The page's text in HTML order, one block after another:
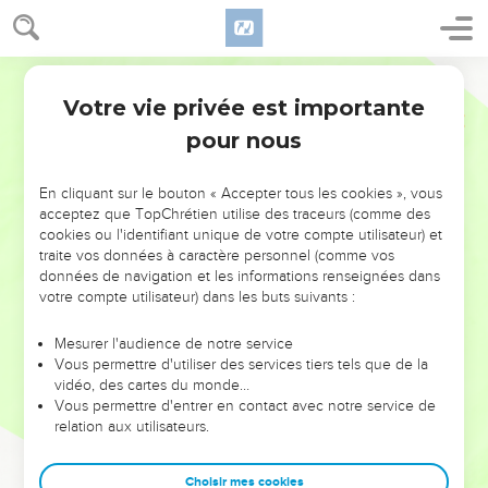
NE MANQUEZ PAS L’ÉVÉNEMENT
DE L’ANNÉE !
ET SI LEURS ERREURS POUVAIENT VOUS ÉVITER LES
VOTRES ?
leur foi ou leur vision. Mais on voit moins les doutes, les erreurs
et les saisons difficiles qu'ils ont traversés, alors même que ce
sont elles qui les ont façonnés.
Dans cette conférence, leaders, entrepreneurs, et responsables
clés pour avancer avec plus de sagesse afin que leurs erreurs
Votre vie privée est importante
pour nous
En cliquant sur le bouton « Accepter tous les cookies », vous
acceptez que TopChrétien utilise des traceurs (comme des
cookies ou l'identifiant unique de votre compte utilisateur) et
traite vos données à caractère personnel (comme vos
données de navigation et les informations renseignées dans
votre compte utilisateur) dans les buts suivants :
Mesurer l'audience de notre service
Vous permettre d'utiliser des services tiers tels que de la
vidéo, des cartes du monde…
Vous permettre d'entrer en contact avec notre service de
relation aux utilisateurs.
Choisir mes cookies